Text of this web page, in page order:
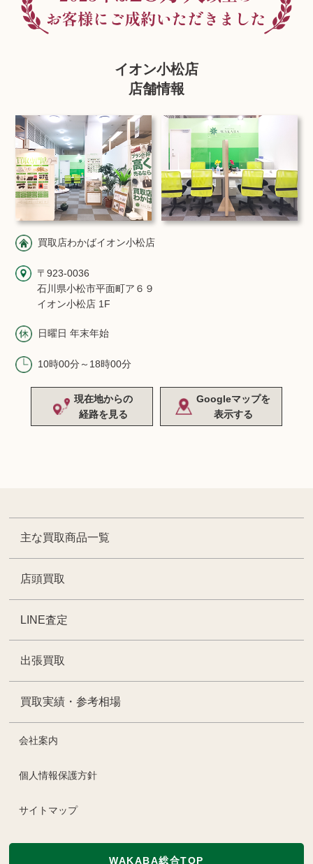
イオン小松店
店舗情報
買取店わかばイオン小松店
〒923-0036
石川県小松市平面町ア６９
イオン小松店 1F
日曜日 年末年始
10時00分～18時00分
現在地からの
経路を見る
Googleマップを
表示する
主な買取商品一覧
店頭買取
LINE査定
出張買取
買取実績・参考相場
会社案内
個人情報保護方針
サイトマップ
WAKABA総合TOP